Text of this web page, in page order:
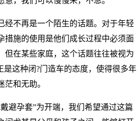
经不再是一个陌生的话题。对于年轻
措施的使用是他们成长过程中必须面
但在某些家庭，这个话题往往被视为
是这种闭?门造车的态度，使得很多年
茫和无助。
避孕套”为开端，我们希望通过这篇